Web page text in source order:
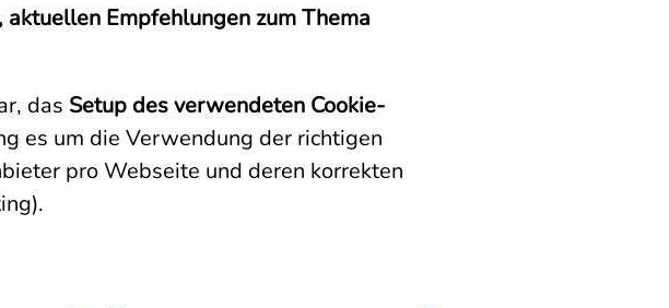
aktuellen Empfehlungen zum Thema
das Setup des verwendeten Cookie-
es um die Verwendung der richtigen
pro Webseite und deren korrekten